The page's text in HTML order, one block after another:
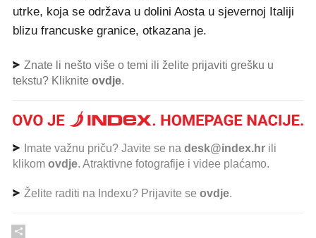
utrke, koja se održava u dolini Aosta u sjevernoj Italiji
blizu francuske granice, otkazana je.
Znate li nešto više o temi ili želite prijaviti grešku u
tekstu? Kliknite ovdje.
Imate važnu priču? Javite se na desk@index.hr ili
klikom ovdje. Atraktivne fotografije i videe plaćamo.
Želite raditi na Indexu? Prijavite se ovdje.